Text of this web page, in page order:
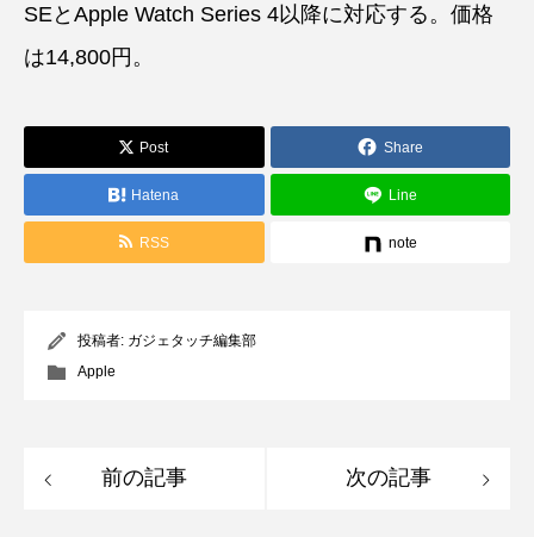
SEとApple Watch Series 4以降に対応する。価格
は14,800円。
Post Share
Hatena Line
RSS note
投稿者: ガジェタッチ編集部
Apple
前の記事 次の記事